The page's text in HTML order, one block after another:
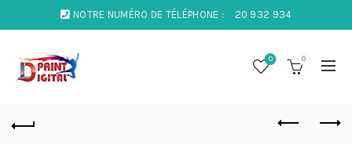
NOTRE NUMÉRO DE TÉLÉPHONE : 20 932 934
0 0